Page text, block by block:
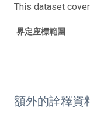
This dataset
界定座標範圍
額外的詮釋資